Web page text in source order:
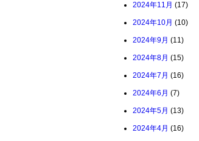
2024年11月 (17)
2024年10月 (10)
2024年9月 (11)
2024年8月 (15)
2024年7月 (16)
2024年6月 (7)
2024年5月 (13)
2024年4月 (16)